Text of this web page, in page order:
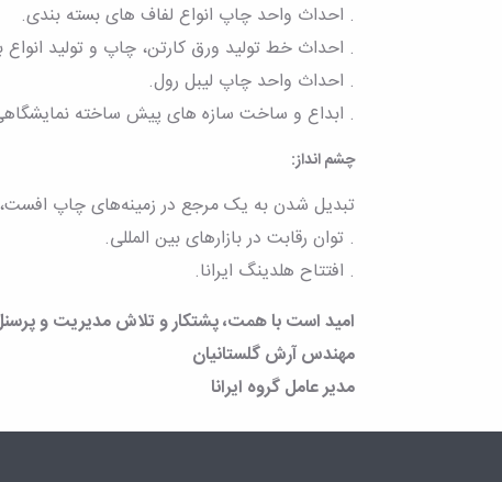
. احداث واحد چاپ انواع لفاف های بسته بندی.
. احداث خط تولید ورق کارتن، چاپ و تولید
. احداث واحد چاپ لیبل رول.
. ابداع و ساخت سازه های پیش ساخته
چشم انداز:
تبدیل شدن به یک مرجع در زمینه‌های چاپ افست،
. توان رقابت در بازارهای بین المللی.
. افتتاح هلدینگ ایرانا.
امید است با همت، پشتکار و تلاش مدیریت و
مهندس آرش گلستانیان
مدیر عامل گروه ایرانا